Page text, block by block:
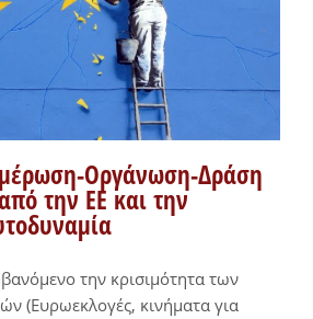
Οργάνωση-Δράση
την ΕΕ και την
την κρισιμότητα των
(Ευρωεκλογές, κινήματα για